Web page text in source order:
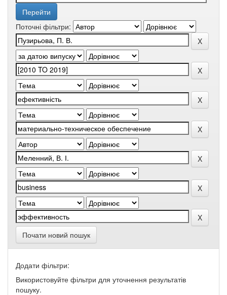
Поточні фільтри:
Почати новий пошук
Додати фільтри:
Використовуйте фільтри для уточнення результатів
пошуку.